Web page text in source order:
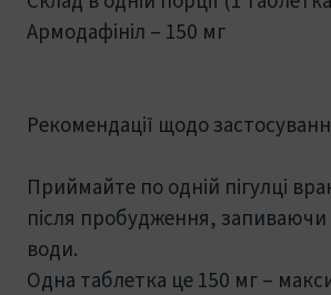
Армодафініл – 150 мг
Рекомендації щодо
Приймайте по одній пігулці
після пробудження,
води.
Одна таблетка це 150 мг –